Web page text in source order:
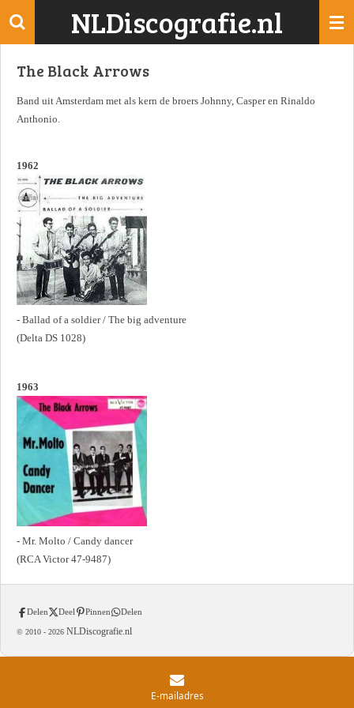
Ga
de
NLDiscografie.nl
The Black Arrows
Band uit Amsterdam met als kern de broers Johnny, Casper en Rinaldo
Anthonio.
1962
- Ballad of a soldier / The big adventure
(Delta DS 1028)
1963
- Mr. Molto / Candy dancer
(RCA Victor 47-9487)
Delen Deel Pinnen Delen
© 2010 - 2026 NLDiscografie.nl
E-mailadres